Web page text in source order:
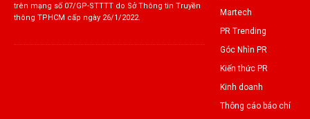
trên mạng số 07/GP-STTTT do Sở Thông tin Truyền
thông TPHCM cấp ngày 26/1/2022.
Martech
PR Trending
Góc Nhìn PR
Kiến thức PR
Kinh doanh
Thông cáo báo chí